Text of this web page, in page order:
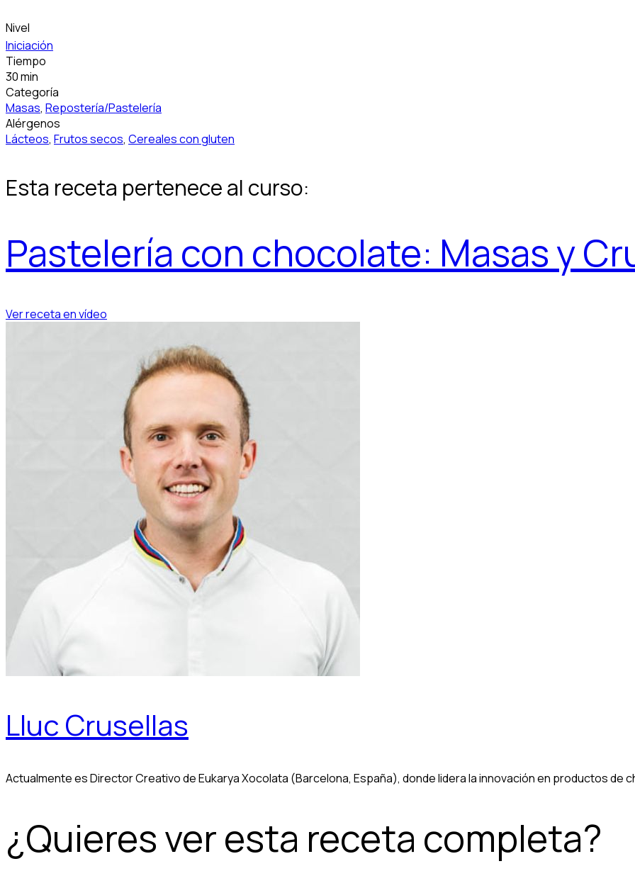
Nivel
Iniciación
Tiempo
30 min
Categoría
Masas, Repostería/Pastelería
Alérgenos
Lácteos, Frutos secos, Cereales con gluten
Esta receta pertenece al curso:
Pastelería con chocolate: Masas y
Ver receta en vídeo
Lluc Crusellas
Actualmente es Director Creativo de Eukarya Xocolata (Barcelona, España), donde lidera la innovación en productos de
¿Quieres ver esta receta completa?